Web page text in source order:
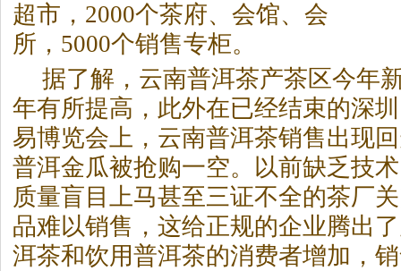
超市，2000个茶府、会馆、会
所，5000个销售专柜。
据了解，云南普洱茶产茶区今年
年有所提高，此外在已经结束的深
易博览会上，云南普洱茶销售出现
普洱金瓜被抢购一空。以前缺乏技
质量盲目上马甚至三证不全的茶厂
品难以销售，这给正规的企业腾出
洱茶和饮用普洱茶的消费者增加，